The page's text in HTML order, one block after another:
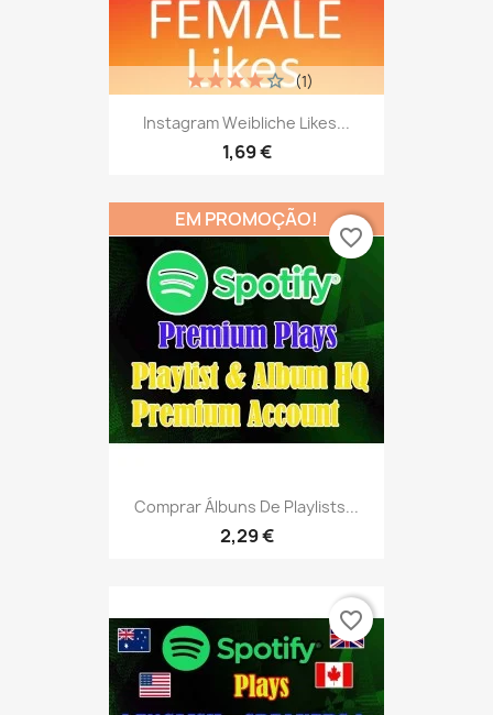
Instagram Weibliche Likes...
1,69 €
(1)
Comprar Álbuns De Playlists...
2,29 €
EM PROMOÇÃO!
favorite_border
favorite_border